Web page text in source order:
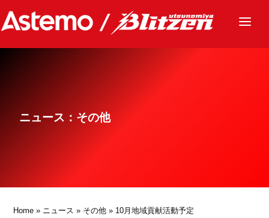
ニュース
グッズ
ニュース：その他
Home » ニュース » その他 » 10月地域貢献活動予定